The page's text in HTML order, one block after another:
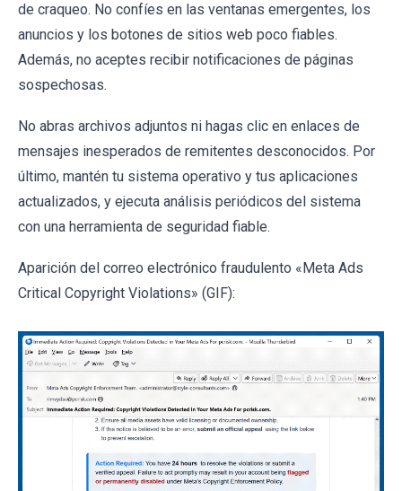
de craqueo. No confíes en las ventanas emergentes, los
anuncios y los botones de sitios web poco fiables.
Además, no aceptes recibir notificaciones de páginas
sospechosas.
No abras archivos adjuntos ni hagas clic en enlaces de
mensajes inesperados de remitentes desconocidos. Por
último, mantén tu sistema operativo y tus aplicaciones
actualizados, y ejecuta análisis periódicos del sistema
con una herramienta de seguridad fiable.
Aparición del correo electrónico fraudulento «Meta Ads
Critical Copyright Violations» (GIF):